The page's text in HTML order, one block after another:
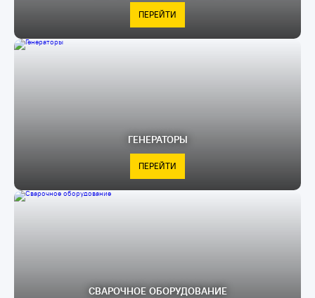
ПЕРЕЙТИ
ГЕНЕРАТОРЫ
ПЕРЕЙТИ
СВАРОЧНОЕ ОБОРУДОВАНИЕ